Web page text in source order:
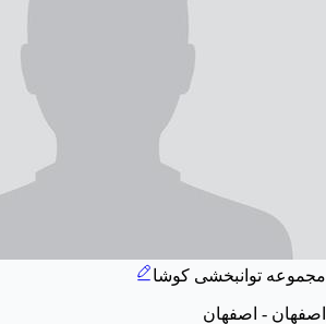
مجموعه توانبخشی کوشا
اصفهان - اصفهان